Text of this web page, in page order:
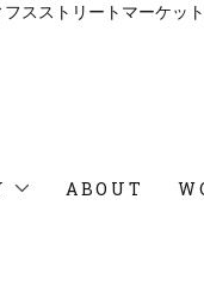
スストリートマーケッ
ABOUT